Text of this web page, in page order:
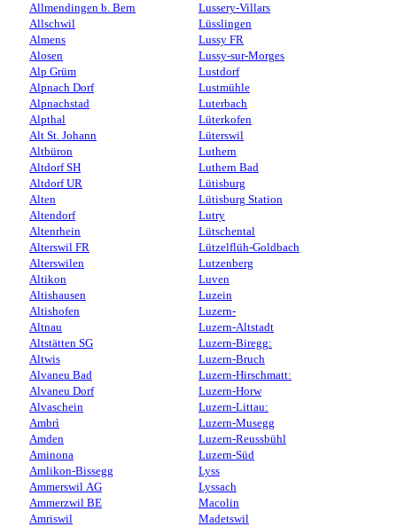
Allmendingen b. Bern
Allschwil
Almens
Alosen
Alp Grüm
Alpnach Dorf
Alpnachstad
Alpthal
Alt St. Johann
Altbüron
Altdorf SH
Altdorf UR
Alten
Altendorf
Altenrhein
Alterswil FR
Alterswilen
Altikon
Altishausen
Altishofen
Altnau
Altstätten SG
Altwis
Alvaneu Bad
Alvaneu Dorf
Alvaschein
Ambrì
Amden
Aminona
Amlikon-Bissegg
Ammerswil AG
Ammerzwil BE
Amriswil
Lussery-Villars
Lüsslingen
Lussy FR
Lussy-sur-Morges
Lustdorf
Lustmühle
Luterbach
Lüterkofen
Lüterswil
Luthern
Luthern Bad
Lütisburg
Lütisburg Station
Lutry
Lütschental
Lützelflüh-Goldbach
Lutzenberg
Luven
Luzein
Luzern-
Luzern-Altstadt
Luzern-Biregg:
Luzern-Bruch
Luzern-Hirschmatt:
Luzern-Horw
Luzern-Littau:
Luzern-Musegg
Luzern-Reussbühl
Luzern-Süd
Lyss
Lyssach
Macolin
Madetswil